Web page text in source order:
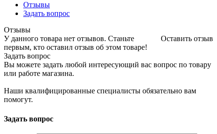
Отзывы
Задать вопрос
Отзывы
Оставить отзыв
У данного товара нет отзывов. Станьте
первым, кто оставил отзыв об этом товаре!
Задать вопрос
Вы можете задать любой интересующий вас вопрос по товару
или работе магазина.
Наши квалифицированные специалисты обязательно вам
помогут.
Задать вопрос